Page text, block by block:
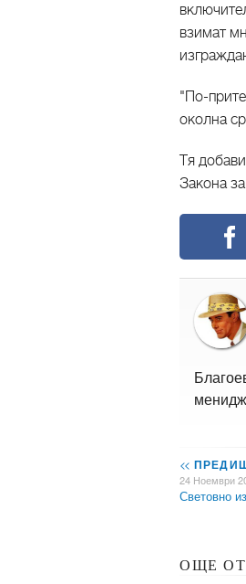
взимат
"По-
околна
Тя
Закона
<<
24 Ноември
Световно
ОЩЕ ОТ